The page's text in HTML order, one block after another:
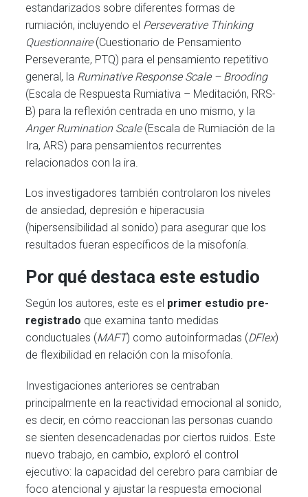
estandarizados sobre diferentes formas de
rumiación, incluyendo el Perseverative Thinking
Questionnaire(Cuestionario de Pensamiento
Perseverante, PTQ) para el pensamiento repetitivo
general, la Ruminative Response Scale – Brooding
(Escala de Respuesta Rumiativa – Meditación, RRS-
B) para la reflexión centrada en uno mismo, y la
Anger Rumination Scale(Escala de Rumiación de la
Ira, ARS) para pensamientos recurrentes
relacionados con la ira.
Los investigadores también controlaron los niveles
de ansiedad, depresión e hiperacusia
(hipersensibilidad al sonido) para asegurar que los
resultados fueran específicos de la misofonía.
Por qué destaca este estudio
Según los autores, este es el primer estudio pre-
registrado que examina tanto medidas
conductuales (MAFT) como autoinformadas (DFlex)
de flexibilidad en relación con la misofonía.
Investigaciones anteriores se centraban
principalmente en la reactividad emocional al sonido,
es decir, en cómo reaccionan las personas cuando
se sienten desencadenadas por ciertos ruidos. Este
nuevo trabajo, en cambio, exploró el control
ejecutivo: la capacidad del cerebro para cambiar de
foco atencional y ajustar la respuesta emocional